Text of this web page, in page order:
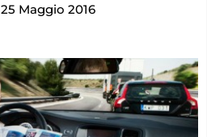
25 Maggio 2016